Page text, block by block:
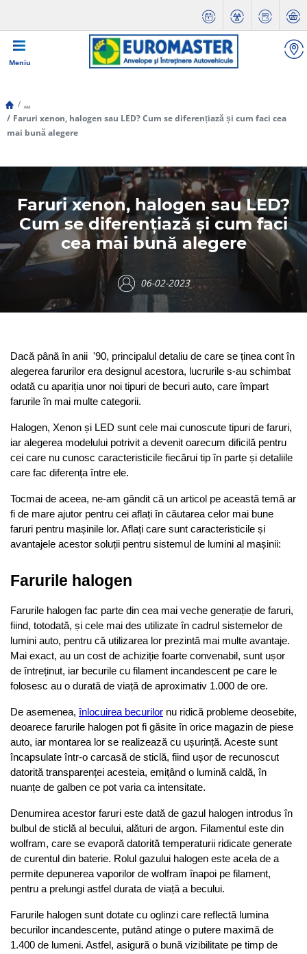
Meniu
...
Faruri xenon, halogen sau LED? Cum se diferențiază și cum faci cea
mai bună alegere
Faruri xenon, halogen sau LED?
Cum se diferențiază și cum faci
cea mai bună alegere
06-02-2023
Dacă până în anii  '90, principalul detaliu de care se ținea cont în
alegerea farurilor era designul acestora, lucrurile s-au schimbat
odată cu apariția unor noi tipuri de becuri auto, care împart
farurile în mai multe categorii.
Halogen, Xenon și LED sunt cele mai cunoscute tipuri de faruri,
iar alegerea modelului potrivit a devenit oarecum dificilă pentru
cei care nu cunosc caracteristicile fiecărui tip în parte și detaliile
care fac diferența între ele.
Tocmai de aceea, ne-am gândit că un articol pe această temă ar
fi de mare ajutor pentru cei aflați în căutarea celor mai bune
faruri pentru mașinile lor. Aflați care sunt caracteristicile și
avantajele acestor soluții pentru sistemul de lumini al mașinii:
Farurile halogen
Farurile halogen fac parte din cea mai veche generație de faruri,
fiind, totodată, și cele mai des utilizate în cadrul sistemelor de
lumini auto, pentru că utilizarea lor prezintă mai multe avantaje.
Mai exact, au un cost de achiziție foarte convenabil, sunt ușor
de întreținut, iar becurile cu filament incandescent pe care le
folosesc au o durată de viață de aproximativ 1.000 de ore.
De asemenea, înlocuirea becurilor nu ridică probleme deosebite,
deoarece farurile halogen pot fi găsite în orice magazin de piese
auto, iar montarea lor se realizează cu ușurință. Aceste sunt
încapsulate într-o carcasă de sticlă, fiind ușor de recunoscut
datorită transparenței acesteia, emițând o lumină caldă, în
nuanțe de galben ce pot varia ca intensitate.
Denumirea acestor faruri este dată de gazul halogen introdus în
bulbul de sticlă al becului, alături de argon. Filamentul este din
wolfram, care se evaporă datorită temperaturii ridicate generate
de curentul din baterie. Rolul gazului halogen este acela de a
permite depunerea vaporilor de wolfram înapoi pe filament,
pentru a prelungi astfel durata de viață a becului.
Farurile halogen sunt dotate cu oglinzi care reflectă lumina
becurilor incandescente, putând atinge o putere maximă de
1.400 de lumeni. Astfel, asigură o bună vizibilitate pe timp de